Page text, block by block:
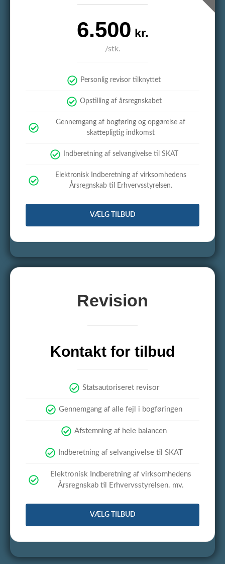
6.500 kr.
/stk.
Personlig revisor tilknyttet
Opstilling af årsregnskabet
Gennemgang af bogføring og opgørelse af
skattepligtig indkomst
Indberetning af selvangivelse til SKAT
Elektronisk Indberetning af virksomhedens
Årsregnskab til Erhvervsstyrelsen.
VÆLG TILBUD
Revision
Kontakt for tilbud
Statsautoriseret revisor
Gennemgang af alle fejl i bogføringen
Afstemning af hele balancen
Indberetning af selvangivelse til SKAT
Elektronisk Indberetning af virksomhedens
Årsregnskab til Erhvervsstyrelsen. mv.
VÆLG TILBUD